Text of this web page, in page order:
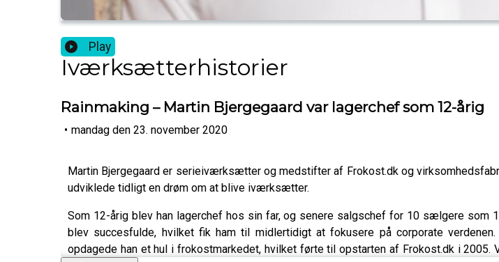
Play
Iværksætterhistorier
Rainmaking – Martin Bjergegaard var lagerchef som 12-årig
• mandag den 23. november 2020
Martin Bjergegaard er serieiværksætter og medstifter af Frokost.dk og
udviklede tidligt en drøm om at blive iværksætter.
Som 12-årig blev han lagerchef hos sin far, og senere salgschef for 10 sælgere som
blev succesfulde, hvilket fik ham til midlertidigt at fokusere på corporate
opdagede han et hul i frokostmarkedet, hvilket førte til opstarten af Frokost.dk i